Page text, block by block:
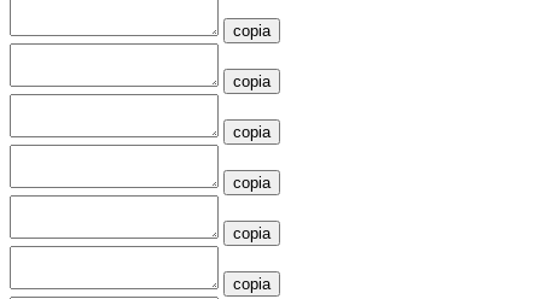
copia
copia
copia
copia
copia
copia